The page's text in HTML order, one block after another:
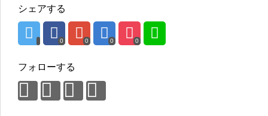
シェアする
0 0 0 0
フォローする